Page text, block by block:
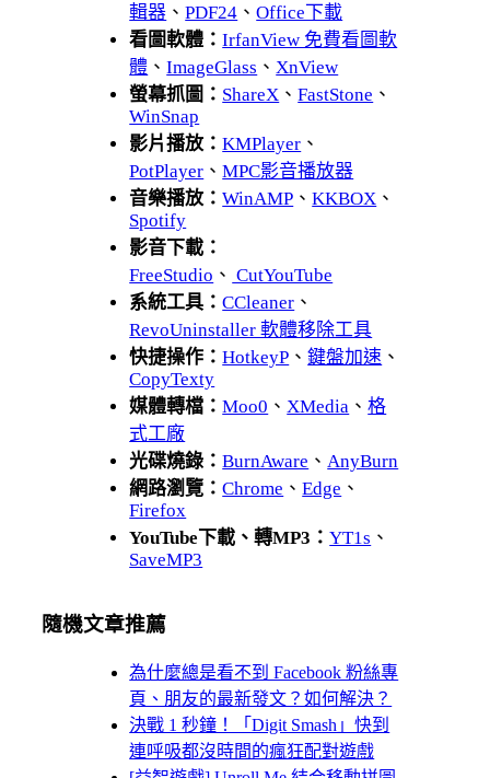
輯器 、PDF24 、Office下載
看圖軟體：IrfanView 免費看圖軟
體 、ImageGlass 、 XnView
螢幕抓圖： ShareX 、FastStone 、
WinSnap
影片播放：KMPlayer 、
PotPlayer 、MPC影音播放器
音樂播放：WinAMP 、KKBOX 、
Spotify
影音下載：
FreeStudio 、 CutYouTube
系統工具：CCleaner 、
RevoUninstaller 軟體移除工具
快捷操作：HotkeyP 、鍵盤加速 、
CopyTexty
媒體轉檔：Moo0 、 XMedia 、格
式工廠
光碟燒錄：BurnAware 、 AnyBurn
網路瀏覽：Chrome 、Edge 、
Firefox
YouTube下載、轉MP3：YT1s 、
SaveMP3
隨機文章推薦
為什麼總是看不到 Facebook 粉絲專
頁、朋友的最新發文？如何解決？
決戰 1 秒鐘！「Digit Smash」快到
連呼吸都沒時間的瘋狂配對遊戲